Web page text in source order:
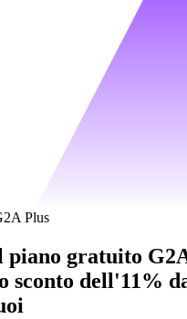
Plus
piano gratuito
sconto dell'11%